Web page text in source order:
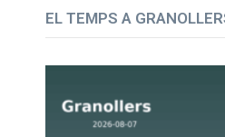
EL TEMPS A